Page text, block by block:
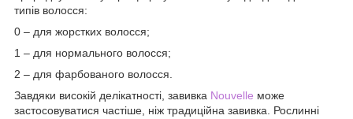
типів волосся:
0 – для жорстких волосся;
1 – для нормального волосся;
2 – для фарбованого волосся.
Завдяки високій делікатності, завивка Nouvelle може
застосовуватися частіше, ніж традиційна завивка. Рослинні